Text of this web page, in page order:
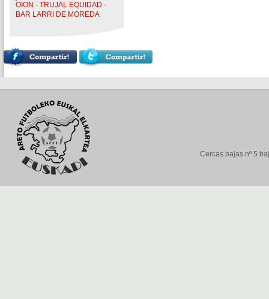
OION - TRUJAL EQUIDAD -
BAR LARRI DE MOREDA
Cercas bajas nº 5